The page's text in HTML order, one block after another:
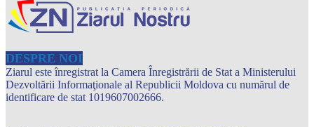
DESPRE NOI
Ziarul este înregistrat la Camera Înregistrării de Stat a Ministerului
Dezvoltării Informaţionale al Republicii Moldova cu numărul de
identificare de stat 1019607002666.